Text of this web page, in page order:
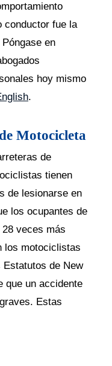
conductor fue la
en
hoy mismo
.
Motocicleta
de
tienen
de lesionarse en
los ocupantes de
veces más
los motociclistas
de New
que un accidente
Estas